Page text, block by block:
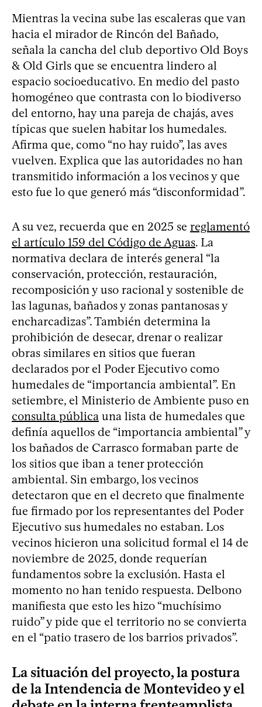
Mientras la vecina sube las escaleras que van
hacia el mirador de Rincón del Bañado,
señala la cancha del club deportivo Old Boys
& Old Girls que se encuentra lindero al
espacio socioeducativo. En medio del pasto
homogéneo que contrasta con lo biodiverso
del entorno, hay una pareja de chajás, aves
típicas que suelen habitar los humedales.
Afirma que, como “no hay ruido”, las aves
vuelven. Explica que las autoridades no han
transmitido información a los vecinos y que
esto fue lo que generó más “disconformidad”.
A su vez, recuerda que en 2025 se reglamentó
el artículo 159 del Código de Aguas. La
normativa declara de interés general “la
conservación, protección, restauración,
recomposición y uso racional y sostenible de
las lagunas, bañados y zonas pantanosas y
encharcadizas”. También determina la
prohibición de desecar, drenar o realizar
obras similares en sitios que fueran
declarados por el Poder Ejecutivo como
humedales de “importancia ambiental”. En
setiembre, el Ministerio de Ambiente puso en
consulta pública una lista de humedales que
definía aquellos de “importancia ambiental” y
los bañados de Carrasco formaban parte de
los sitios que iban a tener protección
ambiental. Sin embargo, los vecinos
detectaron que en el decreto que finalmente
fue firmado por los representantes del Poder
Ejecutivo sus humedales no estaban. Los
vecinos hicieron una solicitud formal el 14 de
noviembre de 2025, donde requerían
fundamentos sobre la exclusión. Hasta el
momento no han tenido respuesta. Delbono
manifiesta que esto les hizo “muchísimo
ruido” y pide que el territorio no se convierta
en el “patio trasero de los barrios privados”.
La situación del proyecto, la postura
de la Intendencia de Montevideo y el